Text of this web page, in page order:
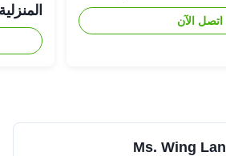
اتصل الآن
Ms. Wing Lan